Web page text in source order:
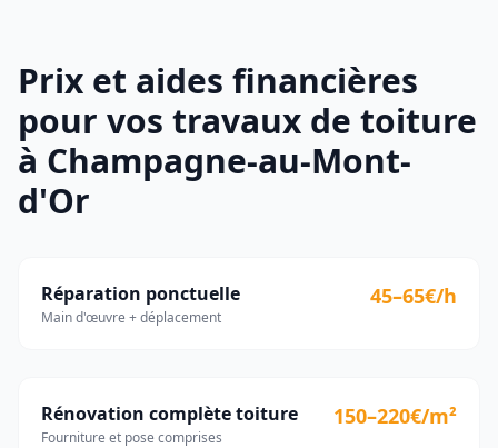
Prix et aides financières
pour vos travaux de toiture
à Champagne-au-Mont-
d'Or
Réparation ponctuelle
Main d'œuvre + déplacement
45–65€/h
Rénovation complète toiture
Fourniture et pose comprises
150–220€/m²